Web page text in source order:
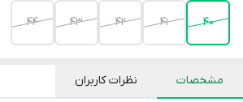
40
41
42
43
44
مشخصات نظرات کاربران